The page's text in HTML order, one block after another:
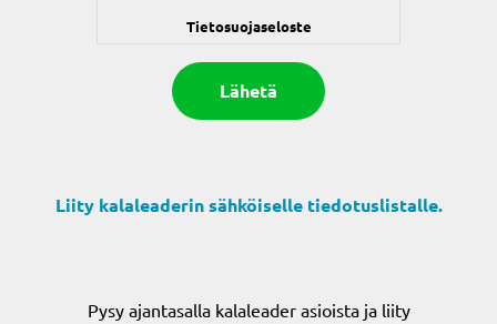
Tietosuojaseloste
Liity kalaleaderin sähköiselle tiedotuslistalle.
Pysy ajantasalla kalaleader asioista ja liity